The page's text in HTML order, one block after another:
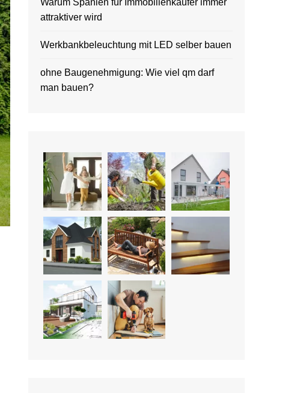
Warum Spanien für Immobilienkäufer immer
attraktiver wird
Werkbankbeleuchtung mit LED selber bauen
ohne Baugenehmigung: Wie viel qm darf
man bauen?